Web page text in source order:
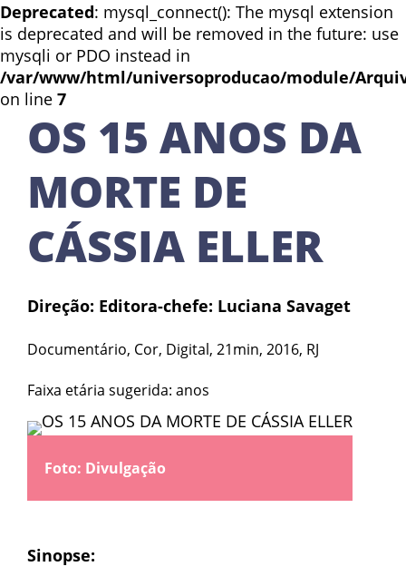
Deprecated: mysql_connect(): The mysql extension
is deprecated and will be removed in the future: use
mysqli or PDO instead in
/var/www/html/universoproducao/module/
on line 7
OS 15 ANOS DA
MORTE DE
CÁSSIA ELLER
Direção: Editora-chefe: Luciana Savaget
Documentário, Cor, Digital, 21min, 2016, RJ
Faixa etária sugerida: anos
Foto: Divulgação
Sinopse: